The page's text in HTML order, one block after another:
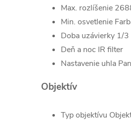
Max. rozlíšenie
Min. osvetlenie
Doba uzávierky 1/3
Deň a noc IR filter
Nastavenie uhla
Objektív
Typ objektívu